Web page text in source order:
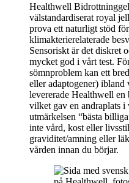
Healthwell
välstandardiserat royal
prova ett naturligt stöd
klimakterierelaterade
Sensoriskt är det diskret
mycket god i vårt test.
sömnproblem kan ett
eller adaptogener) ibland
levererade Healthwell en
vilket gav en andraplats i
utmärkelsen “bästa
inte vård, kost eller
graviditet/amning eller
vården innan du börjar.